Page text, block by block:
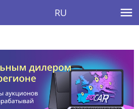
RU